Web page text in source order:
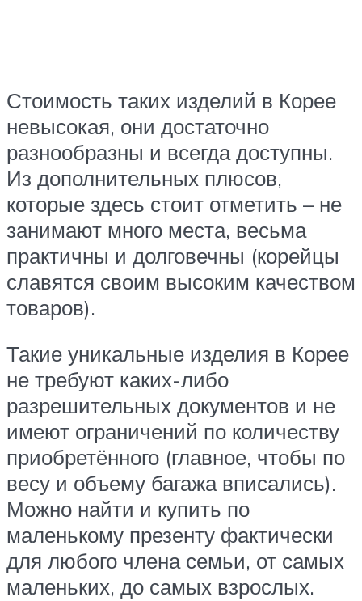
Стоимость таких изделий в Корее
невысокая, они достаточно
разнообразны и всегда доступны.
Из дополнительных плюсов,
которые здесь стоит отметить – не
занимают много места, весьма
практичны и долговечны (корейцы
славятся своим высоким качеством
товаров).
Такие уникальные изделия в Корее
не требуют каких-либо
разрешительных документов и не
имеют ограничений по количеству
приобретённого (главное, чтобы по
весу и объему багажа вписались).
Можно найти и купить по
маленькому презенту фактически
для любого члена семьи, от самых
маленьких, до самых взрослых.